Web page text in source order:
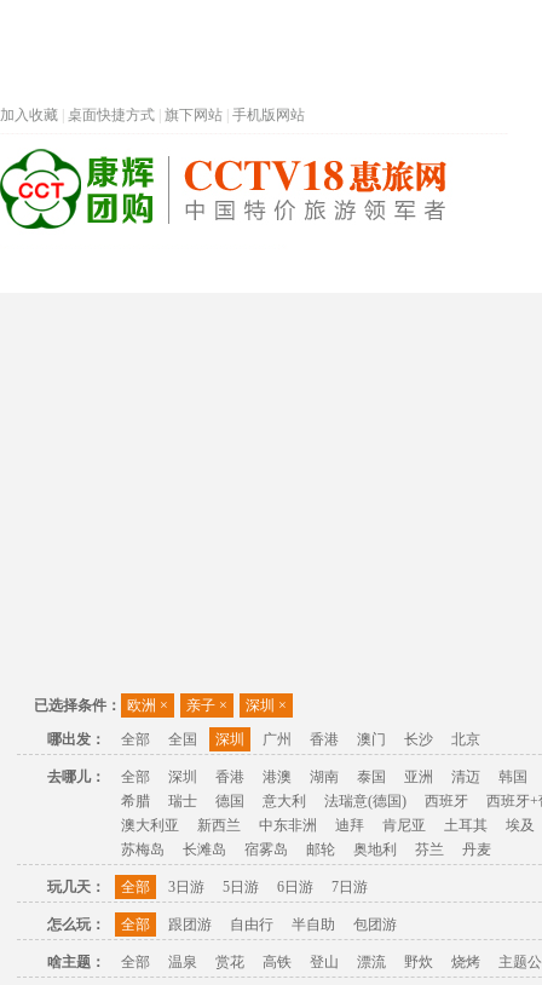
加入收藏 桌面快捷方式 旗下网站 手机版网站
已选择条件： 欧洲 × 亲子 × 深圳 ×
哪出发：
全部 全国 深圳 广州 香港 澳门 长沙 北京
去哪儿： 全部 深圳 香港 港澳 湖南 泰国 亚洲 清迈
韩国
希腊
瑞士 德国 意大利 法瑞意(德国) 西班牙
西班牙+
澳大利亚
新西兰 中东非洲 迪拜 肯尼亚 土耳其
埃及
苏梅岛
长滩岛 宿雾岛 邮轮 奥地利 芬兰 丹麦
玩几天： 全部 3日游 5日游 6日游 7日游
怎么玩： 全部 跟团游 自由行 半自助 包团游
啥主题： 全部 温泉 赏花 高铁 登山 漂流 野炊 烧烤 主题